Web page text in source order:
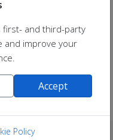
first- and third-party
and improve your
Accept
Policy